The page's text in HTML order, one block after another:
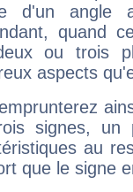
d'un
quand
ou trois
aspects
signes, un
au
que le signe